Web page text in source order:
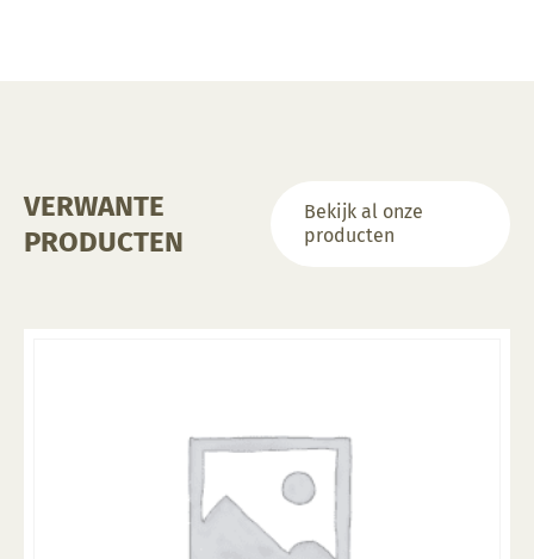
VERWANTE
PRODUCTEN
Bekijk al onze
producten